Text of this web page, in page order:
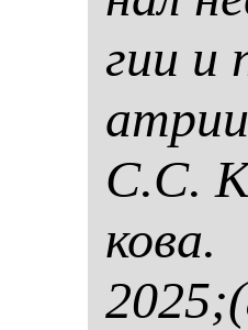
гии и
С.С.
ко­ва.